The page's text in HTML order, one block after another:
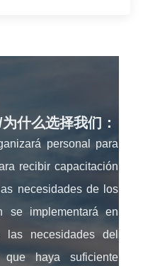
什么选择我们：
personal para
recibir capacitación
necesidades de los
se implementará en
necesidades del
que haya suficiente